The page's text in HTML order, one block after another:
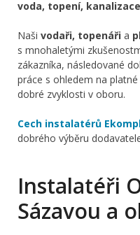
voda, topení,
Naši vodaři, topenáři a
s mnohaletými
zákazníka, následované
práce s ohledem na
dobré zvyklosti v oboru.
Cech instalatérů
dobrého výběru
Instalatéři
Sázavou a